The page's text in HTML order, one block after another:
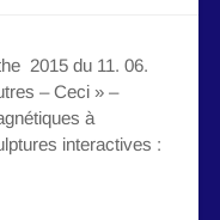
2015 du 11. 06.
– Ceci » –
à
interactives :